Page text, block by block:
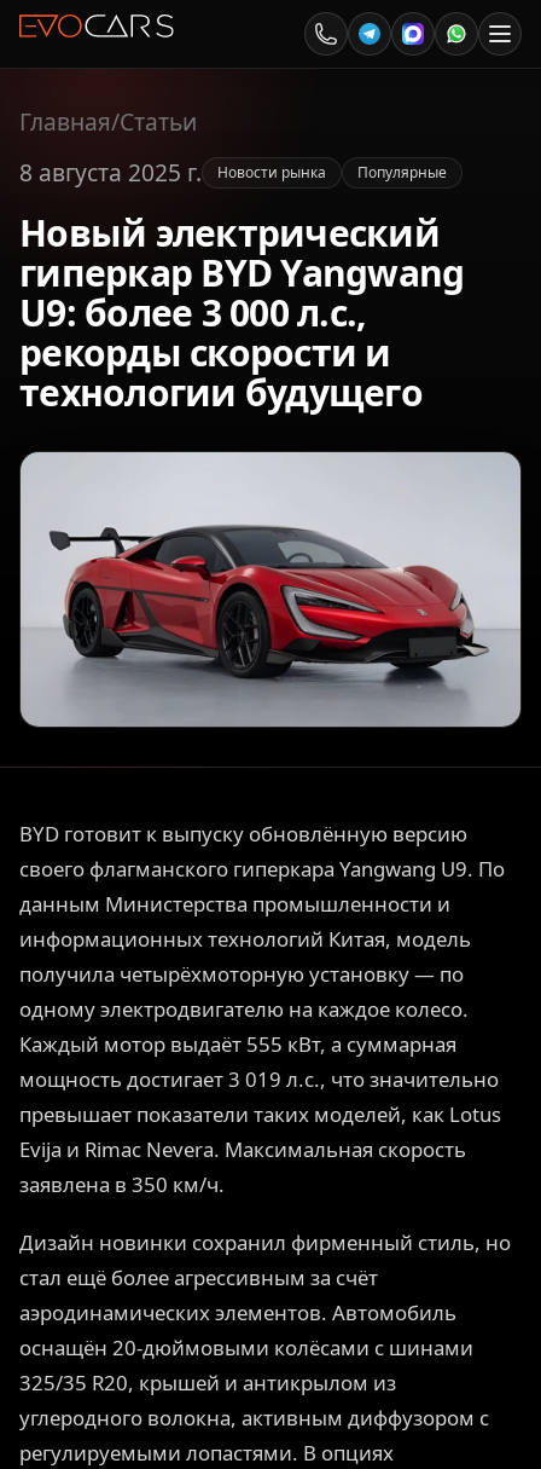
Главная/Статьи
8 августа 2025 г.
Новости рынка Популярные
Новый электрический
гиперкар BYD Yangwang
U9: более 3 000 л.с.,
рекорды скорости и
технологии будущего
BYD готовит к выпуску обновлённую версию
своего флагманского гиперкара Yangwang U9. По
данным Министерства промышленности и
информационных технологий Китая, модель
получила четырёхмоторную установку — по
одному электродвигателю на каждое колесо.
Каждый мотор выдаёт 555 кВт, а суммарная
мощность достигает 3 019 л.с., что значительно
превышает показатели таких моделей, как Lotus
Evija и Rimac Nevera. Максимальная скорость
заявлена в 350 км/ч.
Дизайн новинки сохранил фирменный стиль, но
стал ещё более агрессивным за счёт
аэродинамических элементов. Автомобиль
оснащён 20-дюймовыми колёсами с шинами
325/35 R20, крышей и антикрылом из
углеродного волокна, активным диффузором с
регулируемыми лопастями. В опциях